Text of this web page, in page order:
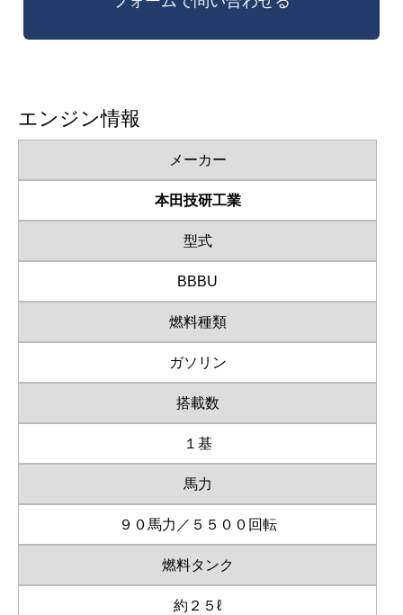
エンジン情報
メーカー
本田技研工業
型式
BBBU
燃料種類
ガソリン
搭載数
１基
馬力
９０馬力／５５００回転
燃料タンク
約２５ℓ